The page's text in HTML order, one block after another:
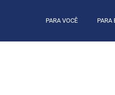
PARA VOCÊ PARA